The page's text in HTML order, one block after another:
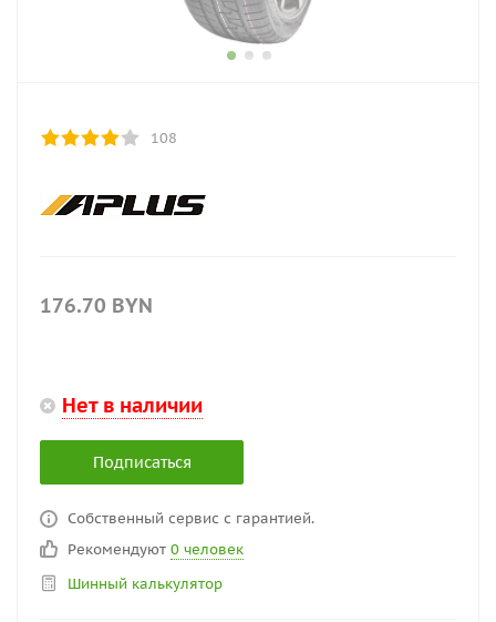
108
176.70 BYN
Нет в наличии
Подписаться
Собственный сервис с гарантией.
Рекомендуют 0 человек
Шинный калькулятор